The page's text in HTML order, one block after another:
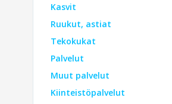
Kasvit
Ruukut, astiat
Tekokukat
Palvelut
Muut palvelut
Kiinteistöpalvelut